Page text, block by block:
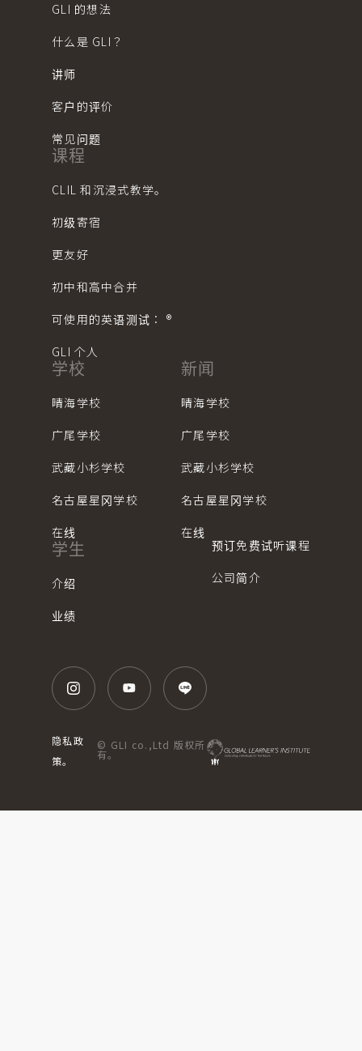
GLI 的想法
什么是 GLI？
讲师
客户的评价
常见问题
课程
CLIL 和沉浸式教学。
初级寄宿
更友好
初中和高中合并
可使用的英语测试： ®︎
GLI 个人
学校
晴海学校
广尾学校
武藏小杉学校
名古屋星冈学校
在线
新闻
晴海学校
广尾学校
武藏小杉学校
名古屋星冈学校
在线
学生
介绍
业绩
预订免费试听课程
公司简介
隐私政
策。
© GLI co.,Ltd 版权所
有。